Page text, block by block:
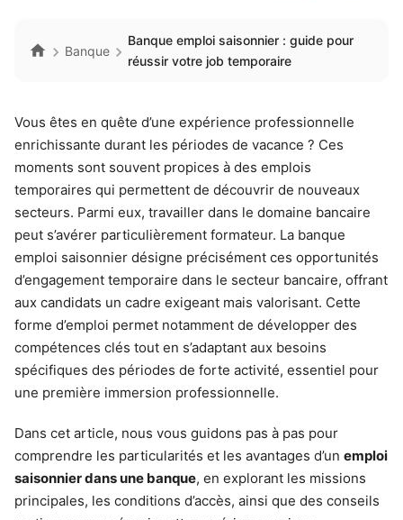
Banque
Banque emploi saisonnier : guide pour
réussir votre job temporaire
Vous êtes en quête d’une expérience professionnelle
enrichissante durant les périodes de vacance ? Ces
moments sont souvent propices à des emplois
temporaires qui permettent de découvrir de nouveaux
secteurs. Parmi eux, travailler dans le domaine bancaire
peut s’avérer particulièrement formateur. La banque
emploi saisonnier désigne précisément ces opportunités
d’engagement temporaire dans le secteur bancaire, offrant
aux candidats un cadre exigeant mais valorisant. Cette
forme d’emploi permet notamment de développer des
compétences clés tout en s’adaptant aux besoins
spécifiques des périodes de forte activité, essentiel pour
une première immersion professionnelle.
Dans cet article, nous vous guidons pas à pas pour
comprendre les particularités et les avantages d’un emploi
saisonnier dans une banque, en explorant les missions
principales, les conditions d’accès, ainsi que des conseils